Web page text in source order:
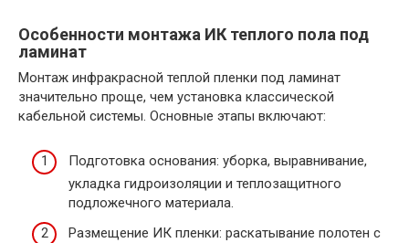
Особенности монтажа ИК теплого пола под
ламинат
Монтаж инфракрасной теплой пленки под ламинат
значительно проще, чем установка классической
кабельной системы. Основные этапы включают:
Подготовка основания: уборка, выравнивание,
укладка гидроизоляции и теплозащитного
подложечного материала.
Размещение ИК пленки: раскатывание полотен с